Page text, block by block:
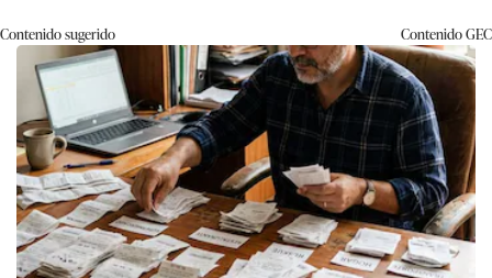
Contenido sugerido ContenidoGEC